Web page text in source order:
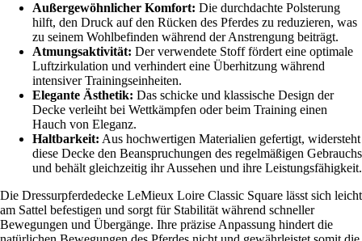
Außergewöhnlicher Komfort: Die durchdachte Polsterung
hilft, den Druck auf den Rücken des Pferdes zu reduzieren, was
zu seinem Wohlbefinden während der Anstrengung beiträgt.
Atmungsaktivität: Der verwendete Stoff fördert eine optimale
Luftzirkulation und verhindert eine Überhitzung während
intensiver Trainingseinheiten.
Elegante Ästhetik: Das schicke und klassische Design der
Decke verleiht bei Wettkämpfen oder beim Training einen
Hauch von Eleganz.
Haltbarkeit: Aus hochwertigen Materialien gefertigt, widersteht
diese Decke den Beanspruchungen des regelmäßigen Gebrauchs
und behält gleichzeitig ihr Aussehen und ihre Leistungsfähigkeit.
Die Dressurpferdedecke LeMieux Loire Classic Square lässt sich leicht
am Sattel befestigen und sorgt für Stabilität während schneller
Bewegungen und Übergänge. Ihre präzise Anpassung hindert die